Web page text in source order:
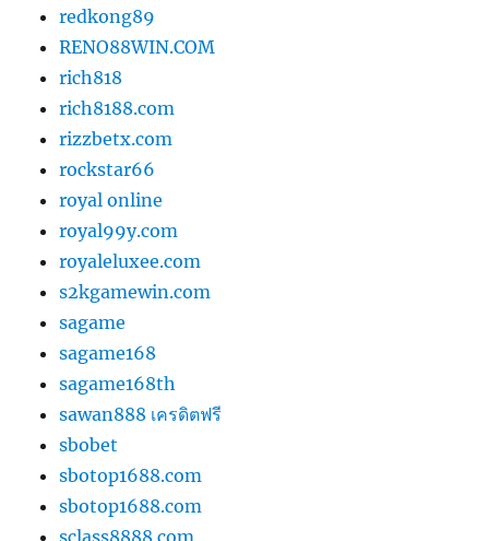
redkong89
RENO88WIN.COM
rich818
rich8188.com
rizzbetx.com
rockstar66
royal online
royal99y.com
royaleluxee.com
s2kgamewin.com
sagame
sagame168
sagame168th
sawan888 เครดิตฟรี
sbobet
sbotop1688.com
sbotop1688.com
sclass8888.com